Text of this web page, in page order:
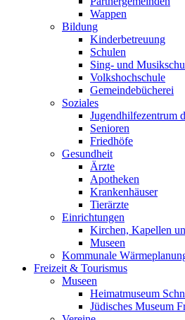
Wappen
Bildung
Kinderbetreuung
Schulen
Sing- und
Volkshochschule
Gemeindebücherei
Soziales
Jugendhilfezentrum
Senioren
Friedhöfe
Gesundheit
Ärzte
Apotheken
Krankenhäuser
Tierärzte
Einrichtungen
Kirchen, Kapellen
Museen
Kommunale
Freizeit & Tourismus
Museen
Heimatmuseum
Jüdisches Museum